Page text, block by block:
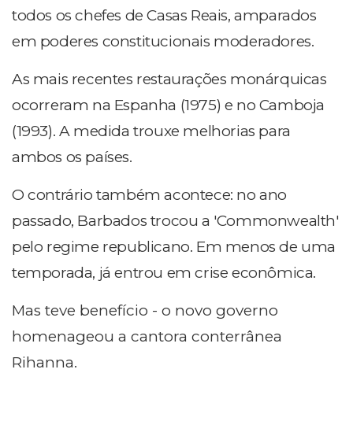
todos os chefes de Casas Reais, amparados
em poderes constitucionais moderadores.
As mais recentes restaurações monárquicas
ocorreram na Espanha (1975) e no Camboja
(1993). A medida trouxe melhorias para
ambos os países.
O contrário também acontece: no ano
passado, Barbados trocou a 'Commonwealth'
pelo regime republicano. Em menos de uma
temporada, já entrou em crise econômica.
Mas teve benefício - o novo governo
homenageou a cantora conterrânea
Rihanna.